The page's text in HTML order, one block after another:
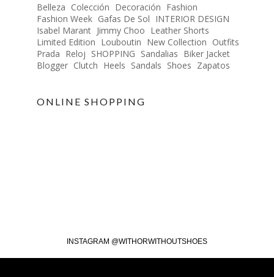
Belleza Colección Decoración Fashion
Fashion Week Gafas De Sol INTERIOR DESIGN
Isabel Marant Jimmy Choo Leather Shorts
Limited Edition Louboutin New Collection Outfits
Prada Reloj SHOPPING Sandalias Biker Jacket
Blogger Clutch Heels Sandals Shoes Zapatos
ONLINE SHOPPING
INSTAGRAM @WITHORWITHOUTSHOES